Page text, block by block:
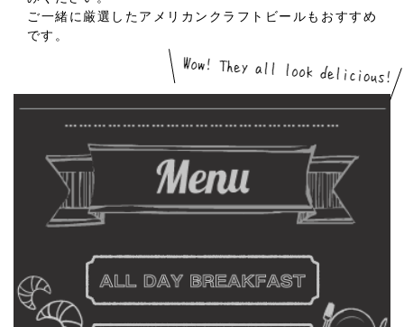
ご一緒に厳選したアメリカンクラフトビールもおすすめ
です。